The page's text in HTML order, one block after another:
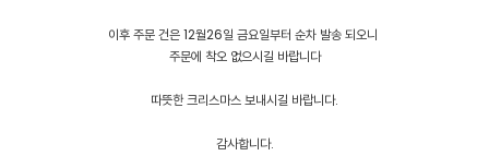
이후 주문 건은 12월26일 금요일부터 순차 발송 되오니
주문에 착오 없으시길 바랍니다
따뜻한 크리스마스 보내시길 바랍니다.
감사합니다.